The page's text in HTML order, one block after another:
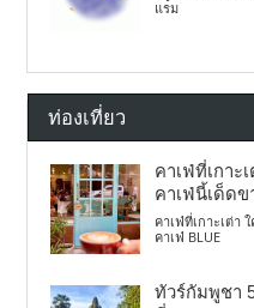
แรม
ท่องเที่ยว
คาเฟ่ที่เกาะ
คาเฟ่นี้เด็ดข
คาเฟ่ที่เกาะเต่า
คาเฟ่ BLUE
ทัวร์กัมพูชา